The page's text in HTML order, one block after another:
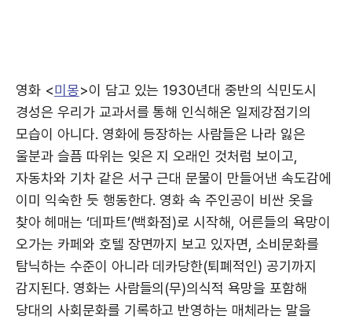
영화 <미몽>이 담고 있는 1930년대 중반의 식민도시
경성은 우리가 교과서를 통해 인식해온 일제강점기의
모습이 아니다. 영화에 등장하는 사람들은 나라 잃은
울분과 슬픔 따위는 잊은 지 오래인 것처럼 보이고,
자동차와 기차 같은 서구 근대 문물이 만들어낸 속도감에
이미 익숙한 듯 행동한다. 영화 속 주인공이 비싼 옷을
찾아 헤매는 ‘데파트’(백화점)로 시작해, 어른들의 욕망이
오가는 카페와 호텔 장면까지 보고 있자면, 소비문화를
탐닉하는 수준이 아니라 데카당한(퇴폐적인) 공기까지
감지된다. 영화는 사람들의(무)의식적 욕망을 포함해
당대의 사회문화를 기록하고 반영하는 매체라는 말을